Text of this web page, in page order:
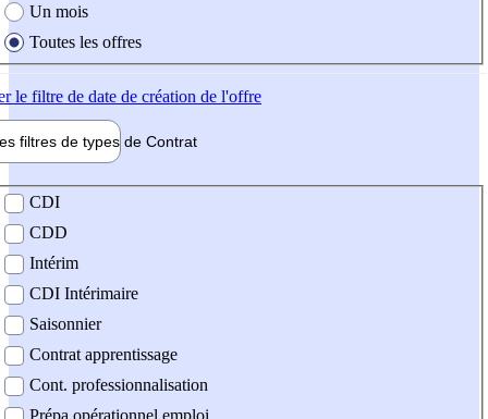
Un mois
Toutes les offres
le filtre de date de création de l'offre
filtres de types de Contrat
contrat
CDI
CDD
Intérim
CDI Intérimaire
Saisonnier
Contrat apprentissage
Cont. professionnalisation